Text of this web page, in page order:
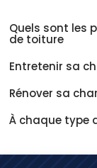
Quels sont les
de toiture
Entretenir sa
Rénover sa
À chaque type